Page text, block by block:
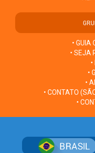
• GUIA
• SEJA
•
•
• CONTATO
•